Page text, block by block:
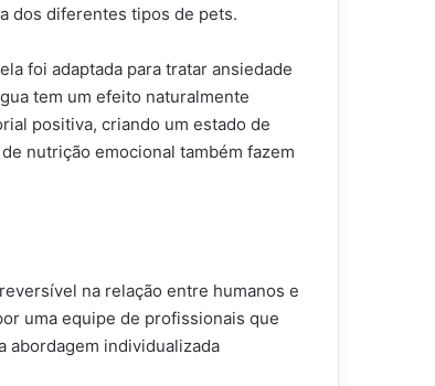
dos diferentes tipos de pets.
foi adaptada para tratar ansiedade
tem um efeito naturalmente
positiva, criando um estado de
nutrição emocional também fazem
na relação entre humanos e
uma equipe de profissionais que
abordagem individualizada